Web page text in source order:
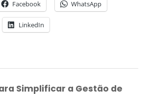
Facebook WhatsApp
LinkedIn
Simplificar a Gestão de